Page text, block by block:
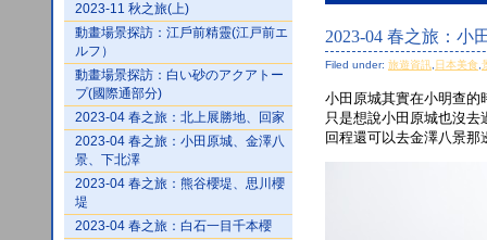
2023-11 秋之旅(上)
動畫場景探訪：江戶前精靈(江戸前エ
ルフ）
動畫場景探訪：白い砂のアクアトー
プ(國際通部分)
2023-04 春之旅：北上展勝地、回家
2023-04 春之旅：小田原城、金澤八
景、下北澤
2023-04 春之旅：熊谷櫻堤、思川櫻
堤
2023-04 春之旅：白石一目千本櫻
2023-04 春之旅：小
Filed under: 旅遊資訊 日本美食
小田原城其實在小明查的
只是想說小田原城也沒去
回程還可以去金澤八景那